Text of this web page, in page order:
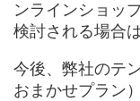
ンラインショッ
検討される場合
今後、弊社のテ
おまかせプラン